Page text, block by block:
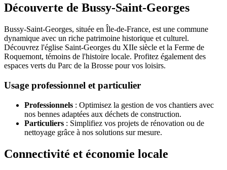
Découverte de Bussy-Saint-Georges
Bussy-Saint-Georges, située en Île-de-France, est une commune
dynamique avec un riche patrimoine historique et culturel.
Découvrez l'église Saint-Georges du XIIe siècle et la Ferme de
Roquemont, témoins de l'histoire locale. Profitez également des
espaces verts du Parc de la Brosse pour vos loisirs.
Usage professionnel et particulier
Professionnels : Optimisez la gestion de vos chantiers avec
nos bennes adaptées aux déchets de construction.
Particuliers : Simplifiez vos projets de rénovation ou de
nettoyage grâce à nos solutions sur mesure.
Connectivité et économie locale